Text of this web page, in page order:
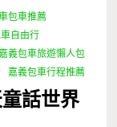
包車推薦
自由行
義包車旅遊懶人包
嘉義包車行程推薦
話世界